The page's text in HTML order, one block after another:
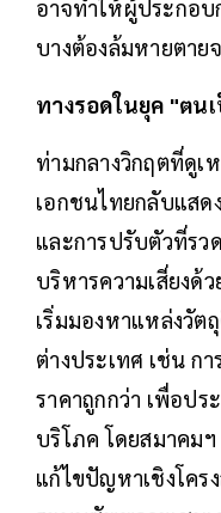
อาจทำให้ผู้ประกอบ
บางต้องล้มหายตา
ทางรอดในยุค "ตน
ท่ามกลางวิกฤตที่ดู
เอกชนไทยกลับแสด
และการปรับตัวที่รว
บริหารความเสี่ยงด้
เริ่มมองหาแหล่งวัต
ต่างประเทศ เช่น ก
ราคาถูกกว่า เพื่อป
บริโภค โดยสมาคม
แก้ไขปัญหาเชิงโคร